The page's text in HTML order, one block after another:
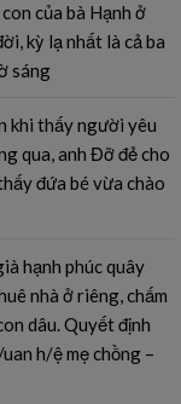
của bà Hạnh ở
kỳ lạ nhất là cả ba
sáng
khi thấy người yêu
qua, anh Đỡ đẻ cho
đứa bé vừa chào
hạnh phúc quây
nhà ở riêng, chấm
dâu. Quyết định
h/ệ mẹ chồng –